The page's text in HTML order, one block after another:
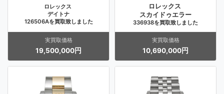
ロレックス
デイトナ
126506Aを買取致しました
実買取価格
19,500,000円
ロレックス
スカイドゥエラー
336938を買取致しました
実買取価格
10,690,000円